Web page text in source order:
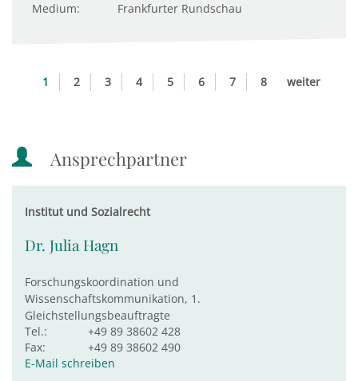
Medium: Frankfurter Rundschau
1 2 3 4 5 6 7 8 weiter
Ansprechpartner
Institut und Sozialrecht
Dr. Julia Hagn
Forschungskoordination und
Wissenschaftskommunikation, 1.
Gleichstellungsbeauftragte
Tel.:
+49 89 38602 428
Fax:
+49 89 38602 490
E-Mail schreiben